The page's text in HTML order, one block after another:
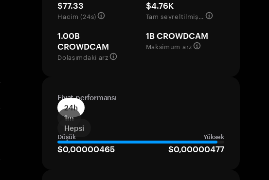
$77.33
Hacim (24s)
$4.76K
Tam seyreltilmiş değerleme
1.00B
CROWDCAM
Dolaşımdaki arz
1B CROWDCAM
Maksimum arz
Fiyat performansı
24h
1m
Hepsi
Düşük Yüksek
$0,00000465 $0,00000477